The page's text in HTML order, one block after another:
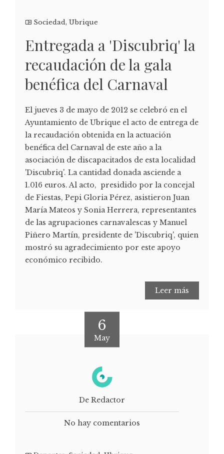
Sociedad, Ubrique
Entregada a 'Discubriq' la
recaudación de la gala
benéfica del Carnaval
El jueves 3 de mayo de 2012 se celebró en el
Ayuntamiento de Ubrique el acto de entrega de
la recaudación obtenida en la actuación
benéfica del Carnaval de este año a la
asociación de discapacitados de esta localidad
'Discubriq'. La cantidad donada asciende a
1.016 euros. Al acto, presidido por la concejal
de Fiestas, Pepi Gloria Pérez, asistieron Juan
María Mateos y Sonia Herrera, representantes
de las agrupaciones carnavalescas y Manuel
Piñero Martín, presidente de 'Discubriq', quien
mostró su agradecimiento por este apoyo
económico recibido.
Leer más
6
May
De Redactor
No hay comentarios